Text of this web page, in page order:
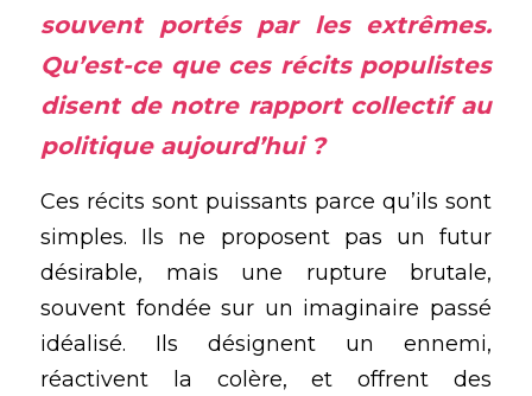
souvent portés par les extrêmes.
Qu’est-ce que ces récits populistes
disent de notre rapport collectif au
politique aujourd’hui ?
Ces récits sont puissants parce qu’ils sont
simples. Ils ne proposent pas un futur
désirable, mais une rupture brutale,
souvent fondée sur un imaginaire passé
idéalisé. Ils désignent un ennemi,
réactivent la colère, et offrent des